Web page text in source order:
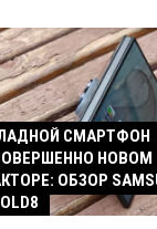
СМАРТФОН
ОБЗОР